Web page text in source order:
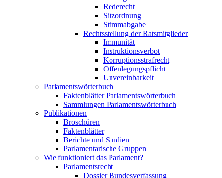
Rederecht
Sitzordnung
Stimmabgabe
Rechtsstellung der Ratsmitglieder
Immunität
Instruktionsverbot
Korruptionsstrafrecht
Offenlegungspflicht
Unvereinbarkeit
Parlamentswörterbuch
Faktenblätter Parlamentswörterbuch
Sammlungen Parlamentswörterbuch
Publikationen
Broschüren
Faktenblätter
Berichte und Studien
Parlamentarische Gruppen
Wie funktioniert das Parlament?
Parlamentsrecht
Dossier Bundesverfassung